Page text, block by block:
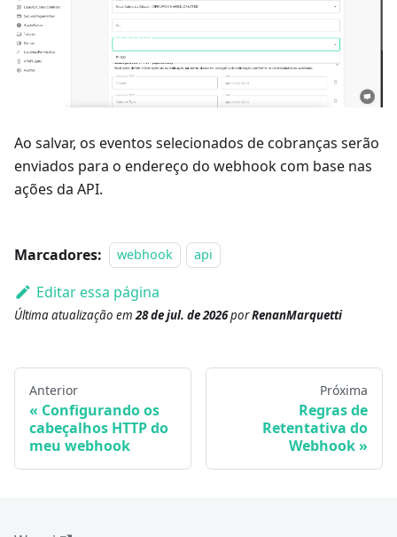
Ao salvar, os eventos selecionados de cobranças serão
enviados para o endereço do webhook com base nas
ações da API.
Marcadores: webhook api
Editar essa página
Última atualização em28 de jul. de 2026porRenanMarquetti
Anterior
Configurando os
cabeçalhos HTTP do
meu webhook
Próxima
Regras de
Retentativa do
Webhook